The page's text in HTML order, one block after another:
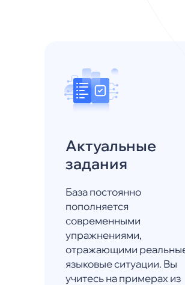
Актуальные
задания
База постоянно
пополняется
современными
упражнениями,
отражающими
языковые ситуации. Вы
учитесь на примерах из